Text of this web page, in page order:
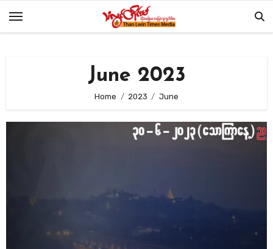
June 2023
Home 2023 June